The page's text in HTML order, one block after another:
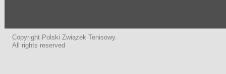
Copyright Polski Związek Tenisowy.
All rights reserved